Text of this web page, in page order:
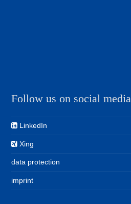
Follow us on social media
LinkedIn
Xing
data protection
imprint